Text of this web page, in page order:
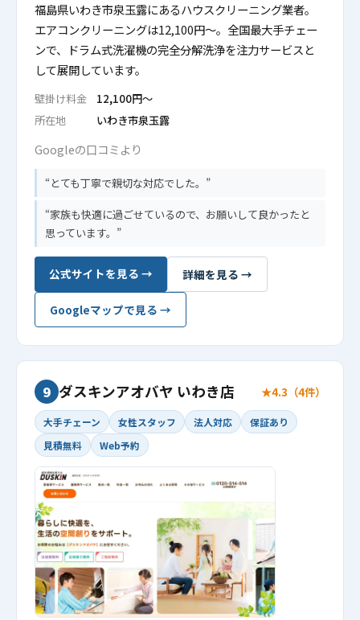
福島県いわき市泉玉露にあるハウスクリーニング業者。
エアコンクリーニングは12,100円〜。全国最大手チェー
ンで、ドラム式洗濯機の完全分解洗浄を注力サービスと
して展開しています。
壁掛け料金
12,100円〜
所在地
いわき市泉玉露
Googleの口コミより
とても丁寧で親切な対応でした。
家族も快適に過ごせているので、お願いして良かったと
思っています。
公式サイトを見る → 詳細を見る →
Googleマップで見る →
9 ダスキンアオバヤ いわき店 ★4.3（4件）
大手チェーン 女性スタッフ 法人対応
保証あり
見積無料
Web予約